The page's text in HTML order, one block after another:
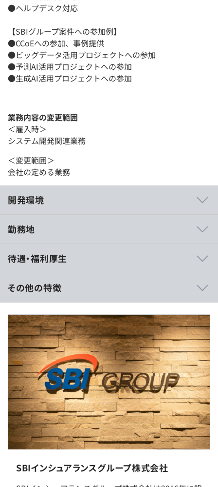
●ヘルプデスク対応
【SBIグループ案件への参加例】
●CCoEへの参加、事例提供
●ビッグデータ活用プロジェクトへの参加
●予測AI活用プロジェクトへの参加
●生成AI活用プロジェクトへの参加
業務内容の変更範囲
＜雇入時＞
システム開発関連業務
＜変更範囲＞
会社の定める業務
開発環境
定とスケジューリングの見直しを行っており、ワークライ
●平均残業時間は～20時間/月程度で、有給消化率100％
も推奨しています。
●出向先となるSBI少短保険ホールディングス株式会社シ
ステム統括部は、少額短期保険事業者6社を配下に抱えて
現在）
●少額短期保険会社のシステム部門の所在地が一か所では
勤務地
就業場所の変更範囲
待遇・福利厚生
※ご経験・年齢・能力を考慮の上、同社規定により決定し
ます。
別途、残業代・業績賞与支給
（※想定年収は年収提示額を保証するものではありません）
就業時間：9時00分 ～ 17時45分
所定労働時間：7時間45分
平均残業時間：20時間/月程度
その他の特徴
SBIインシュアランスグループ株式会社